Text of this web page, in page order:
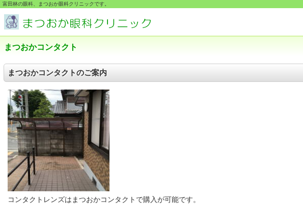
富田林の眼科、まつおか眼科クリニックです。
まつおかコンタクト
まつおかコンタクトのご案内
コンタクトレンズはまつおかコンタクトで購入が可能です。